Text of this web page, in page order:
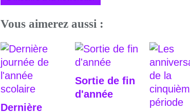
Vous aimerez aussi :
Dernière
Sortie de fin
d'année